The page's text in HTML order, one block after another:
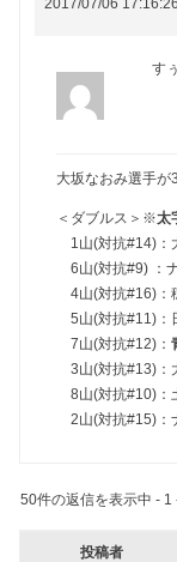
2017/07/06
す
大坂なおみ選手が
＜ダブルス＞※太
1山(対抗#14)：
6山(対抗#9) ：
4山(対抗#16)：
5山(対抗#11)：
7山(対抗#12)：
3山(対抗#13)：
8山(対抗#10)：
2山(対抗#15)：
50件の返信を表示中 -
投稿者